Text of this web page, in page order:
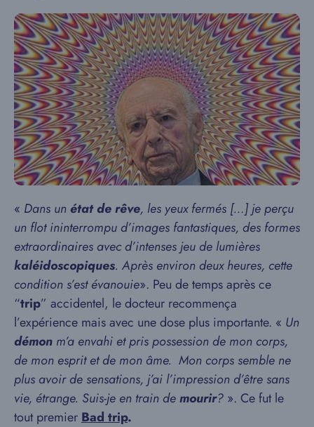
« Dans unétat de rêve, les yeux fermés […] je perçu
un flot ininterrompu d’images fantastiques, des formes
extraordinaires avec d’intenses jeu de lumières
kaléidoscopiques. Après environ deux heures, cette
condition s’est évanouie». Peu de temps après ce
“trip” accidentel, le docteur recommença
l’expérience mais avec une dose plus importante. « Un
démon m’a envahi et pris possession de mon corps,
de mon esprit et de mon âme. Mon corps semble ne
plus avoir de sensations, j’ai l’impression d’être sans
vie, étrange. Suis-je en train demourir? ». Ce fut le
tout premier Bad trip.